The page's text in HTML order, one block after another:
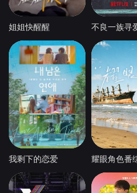
姐姐快醒醒
我剩下的恋爱